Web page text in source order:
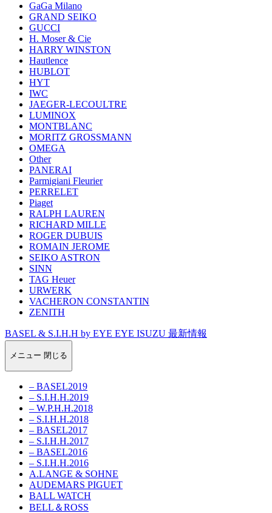
GaGa Milano
GRAND SEIKO
GUCCI
H. Moser & Cie
HARRY WINSTON
Hautlence
HUBLOT
HYT
IWC
JAEGER-LECOULTRE
LUMINOX
MONTBLANC
MORITZ GROSSMANN
OMEGA
Other
PANERAI
Parmigiani Fleurier
PERRELET
Piaget
RALPH LAUREN
RICHARD MILLE
ROGER DUBUIS
ROMAIN JEROME
SEIKO ASTRON
SINN
TAG Heuer
URWERK
VACHERON CONSTANTIN
ZENITH
BASEL & S.I.H.H by EYE EYE ISUZU 最新情報
メニュー 閉じる
– BASEL2019
– S.I.H.H.2019
– W.P.H.H.2018
– S.I.H.H.2018
– BASEL2017
– S.I.H.H.2017
– BASEL2016
– S.I.H.H.2016
A.LANGE & SOHNE
AUDEMARS PIGUET
BALL WATCH
BELL＆ROSS